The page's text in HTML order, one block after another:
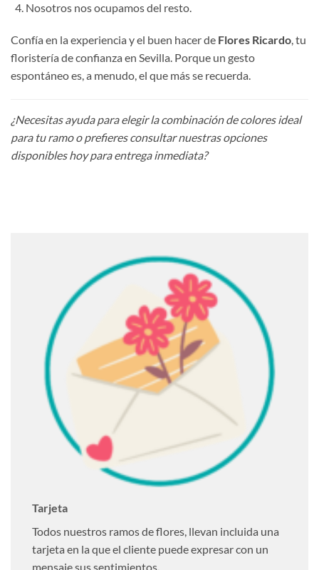
Nosotros nos ocupamos del resto.
Confía en la experiencia y el buen hacer de Flores Ricardo, tu
floristería de confianza en Sevilla. Porque un gesto
espontáneo es, a menudo, el que más se recuerda.
¿Necesitas ayuda para elegir la combinación de colores ideal
para tu ramo o prefieres consultar nuestras opciones
disponibles hoy para entrega inmediata?
Tarjeta
Todos nuestros ramos de flores, llevan incluida una
tarjeta en la que el cliente puede expresar con un
mensaje sus sentimientos.